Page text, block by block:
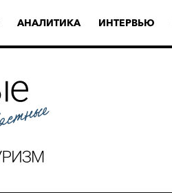
АНАЛИТИКА ИНТЕРВЬЮ